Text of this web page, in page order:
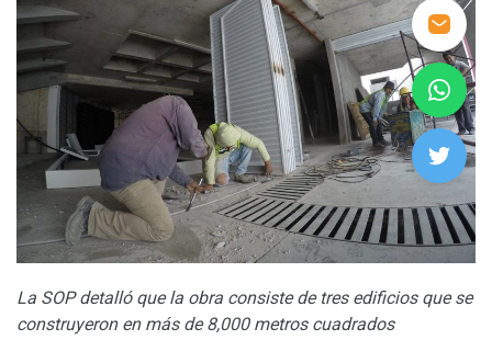
La SOP detalló que la obra consiste de tres edificios que se
construyeron en más de 8,000 metros cuadrados